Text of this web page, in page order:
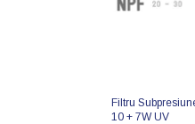
Filtru
10 + 7W UV